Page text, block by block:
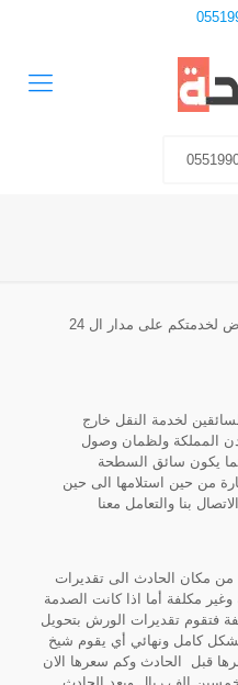
سطحة موجودة في جميع احياء الرياض لخدمتكم على مدار ال 24
لخدمة النقل خارج
المملكة ولظمان وصول
يكون سائق السطحة
من حين استلامها الى حين
بنا والتعامل معنا
من مكان الحادث الى تقديرات
مكلفة أما اذا كانت الصدمة
فتقوم تقديرات الورش بتحويل
بشكل كامل ونهائي أي يقوم شيخ
قبل الحادث وكم سعرها الان